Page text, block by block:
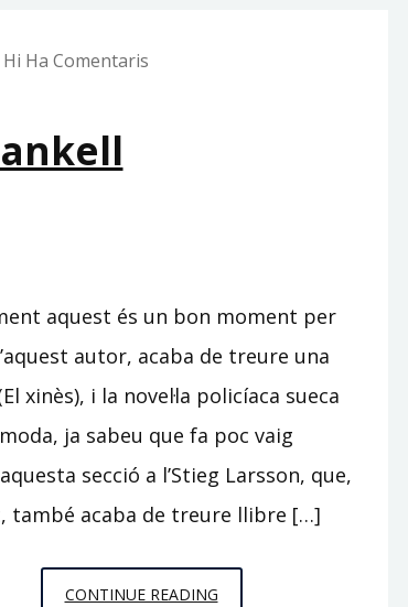
Ha Comentaris
aquest és un bon moment per
autor, acaba de treure una
xinès), i la novel·la policíaca sueca
ja sabeu que fa poc vaig
secció a l’Stieg Larsson, que,
també acaba de treure llibre […]
CONTINUE READINGHENNING